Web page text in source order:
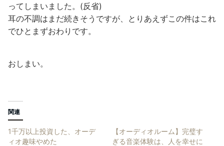
ってしまいました。(反省)
耳の不調はまだ続きそうですが、とりあえずこの件はこれ
でひとまずおわりです。
おしまい。
関連
1千万以上投資した、オーデ
ィオ趣味やめた
【オーディオルーム】完璧す
ぎる音楽体験は、人を幸せに